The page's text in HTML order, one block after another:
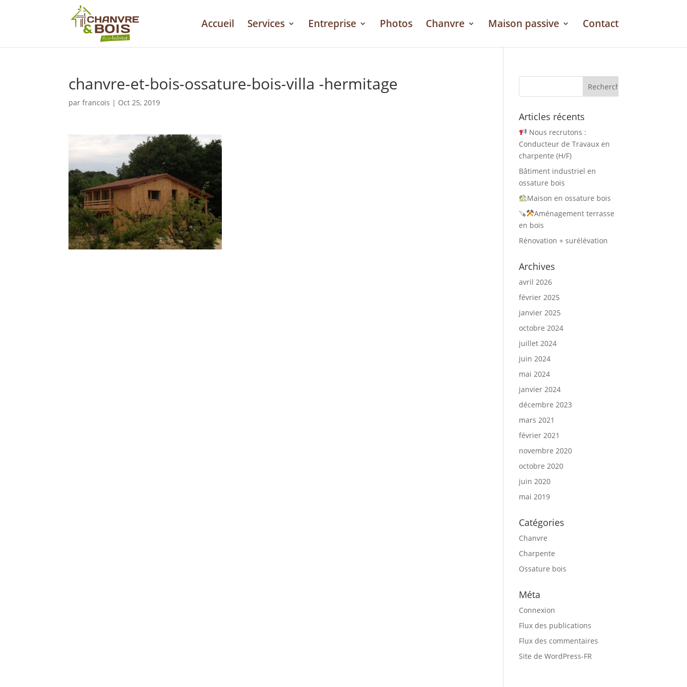
Accueil Services Entreprise Photos Chanvre Maison passive Contact
chanvre-et-bois-ossature-bois-villa -hermitage
parfrancois | Oct 25, 2019
Articles récents
Nous recrutons :
Conducteur de Travaux en
charpente (H/F)
Bâtiment industriel en
ossature bois
Maison en ossature bois
🪚
Aménagement terrasse
en bois
Rénovation + surélévation
Archives
avril 2026
février 2025
janvier 2025
octobre 2024
juillet 2024
juin 2024
mai 2024
janvier 2024
décembre 2023
mars 2021
février 2021
novembre 2020
octobre 2020
juin 2020
mai 2019
Catégories
Chanvre
Charpente
Ossature bois
Méta
Connexion
Flux des publications
Flux des commentaires
Site de WordPress-FR